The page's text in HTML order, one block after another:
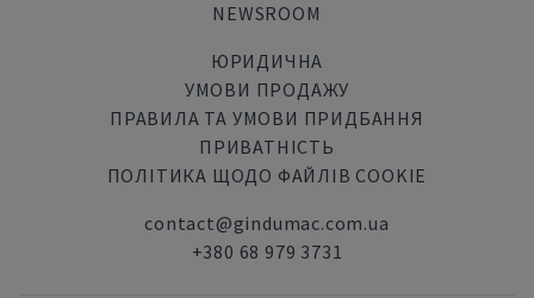
NEWSROOM
ЮРИДИЧНА
УМОВИ ПРОДАЖУ
ПРАВИЛА ТА УМОВИ ПРИДБАННЯ
ПРИВАТНІСТЬ
ПОЛІТИКА ЩОДО ФАЙЛІВ COOKIE
contact@gindumac.com.ua
+380 68 979 3731